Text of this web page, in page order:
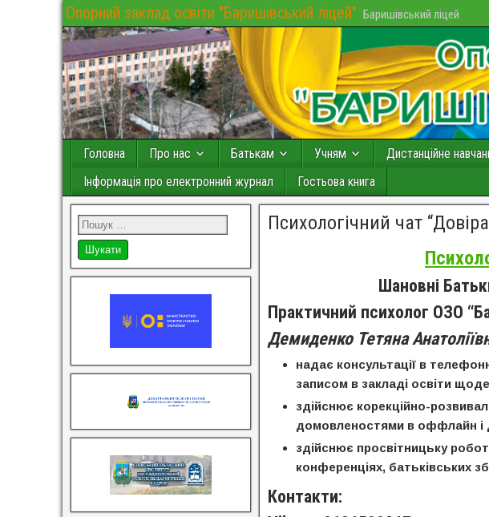
Опорний заклад освіти "Баришівський ліцей" Баришівський ліцей
Головна Про нас Батькам Учням Дистанційне
Інформація про електронний журнал
Гостьова книга
Психологічний чат
Шановні
Практичний психолог ОЗО
Демиденко Тетяна
надає консультації в
записом в закладі освіти
здійснює корекційно-
домовленостями в оффлайн і
здійснює просвітницьку
конференціях, батьківських
Контакти: